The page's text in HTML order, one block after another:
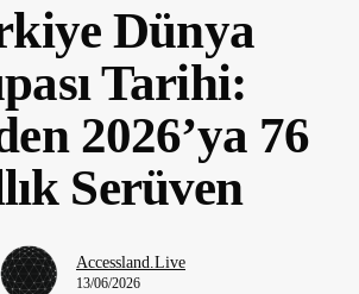
Dünya
Tarihi:
2026’ya 76
Serüven
Accessland.Live
13/06/2026